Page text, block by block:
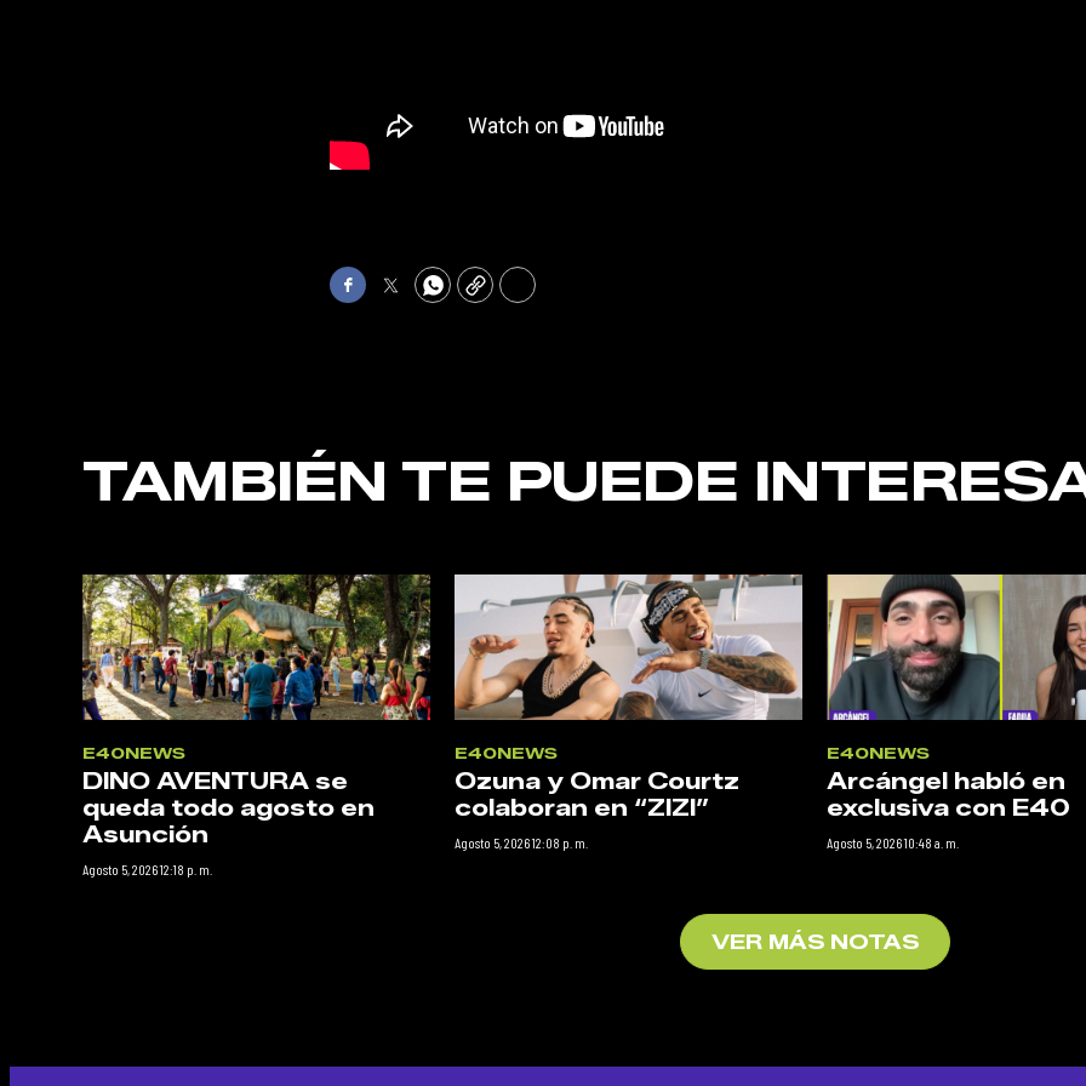
FacebookTwitterWhatsApp
Copy Print
TAMBIÉN TE PUEDE
E40NEWS
DINO AVENTURA se
queda todo agosto en
Asunción
Agosto 5, 2026 12:18 p. m.
E40NEWS
Ozuna y Omar Courtz
colaboran en “ZIZI”
Agosto 5, 2026 12:08 p. m.
E40NEWS
Arcángel habló en
exclusiva con E40
Agosto 5, 2026 10:48 a. m.
VER MÁS NOTAS